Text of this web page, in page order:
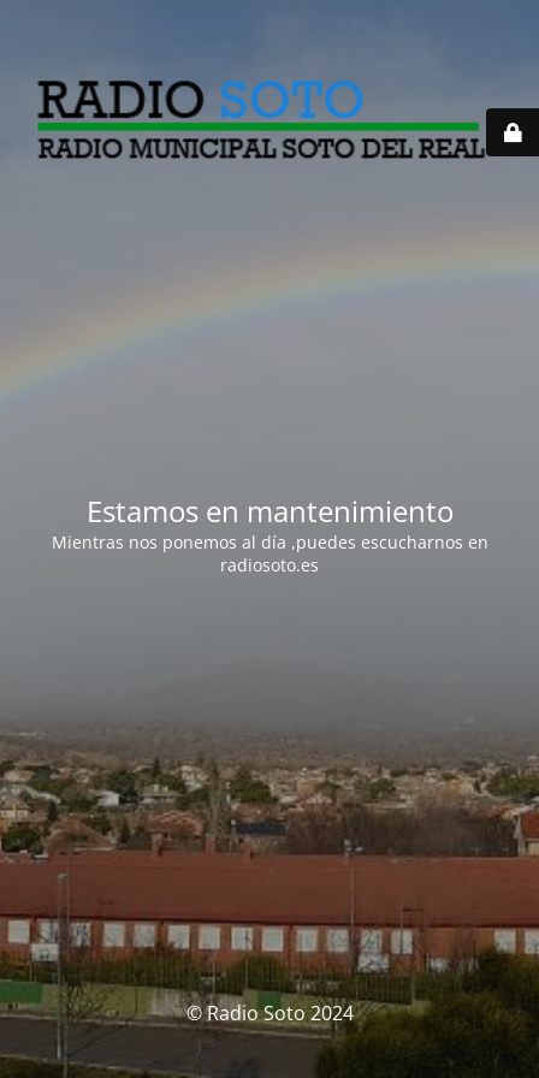
Estamos en mantenimiento
Mientras nos ponemos al día ,puedes escucharnos en
radiosoto.es
© Radio Soto 2024